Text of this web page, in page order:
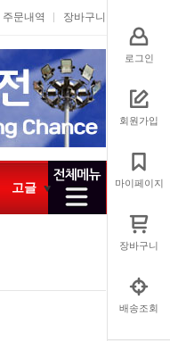
로그인
회원가입
마이페이지
장바구니
배송조회
주문내역 장바구니
고글